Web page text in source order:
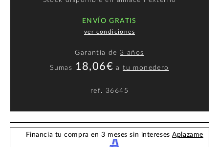
ENVÍO GRATIS
ver condiciones
Garantía de 3 años
Sumas 18,06€ atu monedero
ref. 36645
Financia tu compra en 3 meses sin interesesAplazame